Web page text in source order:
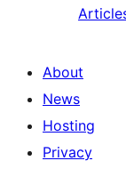
About
News
Hosting
Privacy